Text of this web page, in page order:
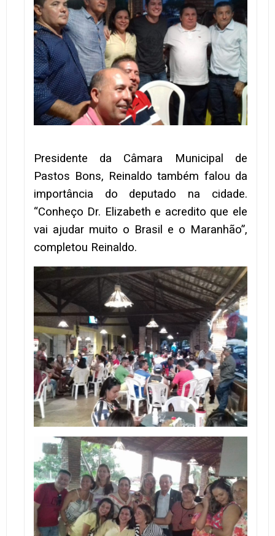
Presidente da Câmara Municipal de
Pastos Bons, Reinaldo também falou da
importância do deputado na cidade.
“Conheço Dr. Elizabeth e acredito que ele
vai ajudar muito o Brasil e o Maranhão”,
completou Reinaldo.